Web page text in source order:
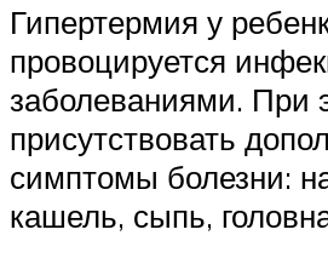
Гипертермия у
провоцируется
заболеваниями. При
присутствовать
симптомы болезни:
кашель, сыпь,